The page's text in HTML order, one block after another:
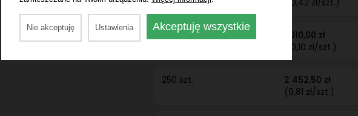
(10,42 zł/szt.)
100 szt.
1 010,00 zł
(10,10 zł/szt.)
250 szt.
2 452,50 zł
(9,81 zł/szt.)
Nie akceptuję Ustawienia Akceptuję wszystkie